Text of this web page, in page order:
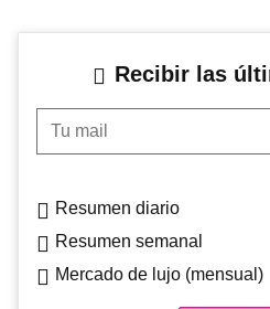
Recibir las
Tu mail
Resumen diario
Resumen semanal
Mercado de lujo (mensual)